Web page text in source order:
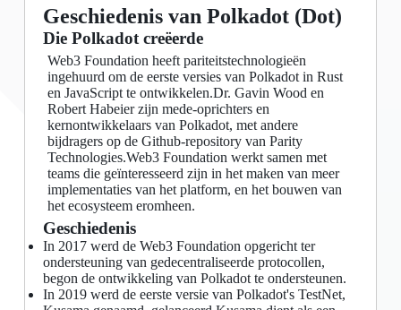
Geschiedenis van Polkadot (Dot)
Die Polkadot creëerde
Web3 Foundation heeft pariteitstechnologieën
ingehuurd om de eerste versies van Polkadot in Rust
en JavaScript te ontwikkelen.Dr. Gavin Wood en
Robert Habeier zijn mede-oprichters en
kernontwikkelaars van Polkadot, met andere
bijdragers op de Github-repository van Parity
Technologies.Web3 Foundation werkt samen met
teams die geïnteresseerd zijn in het maken van meer
implementaties van het platform, en het bouwen van
het ecosysteem eromheen.
Geschiedenis
In 2017 werd de Web3 Foundation opgericht ter
ondersteuning van gedecentraliseerde protocollen,
begon de ontwikkeling van Polkadot te ondersteunen.
In 2019 werd de eerste versie van Polkadot's TestNet,